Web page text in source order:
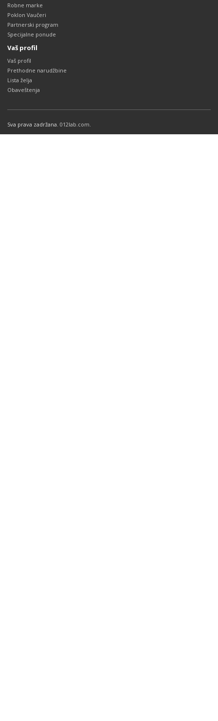
Robne marke
Poklon Vaučeri
Partnerski program
Specijalne ponude
Vaš profil
Vaš profil
Prethodne narudžbine
Lista želja
Obaveštenja
Sva prava zadržana. 012lab.com.